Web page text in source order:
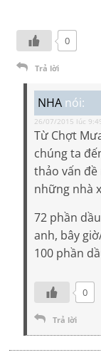
0
Trả lời
NHA nói:
26/07/2015 lúc
Từ Chợt
chúng ta
thảo vấn đề
những nhà
72 phần
anh, bây
100 phần
0
Trả lời